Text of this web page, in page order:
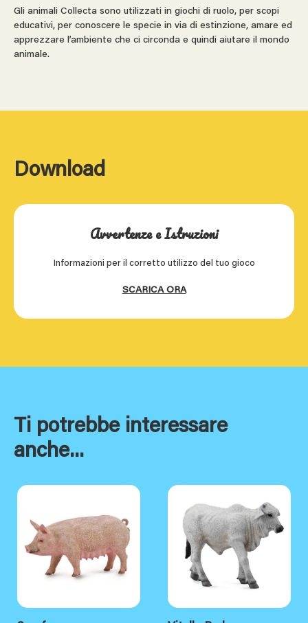
Gli animali Collecta sono utilizzati in giochi di ruolo, per scopi
educativi, per conoscere le specie in via di estinzione, amare ed
apprezzare l’ambiente che ci circonda e quindi aiutare il mondo
animale.
Download
Avvertenze e Istruzioni
Informazioni per il corretto utilizzo del tuo gioco
SCARICA ORA
Ti potrebbe interessare
anche...